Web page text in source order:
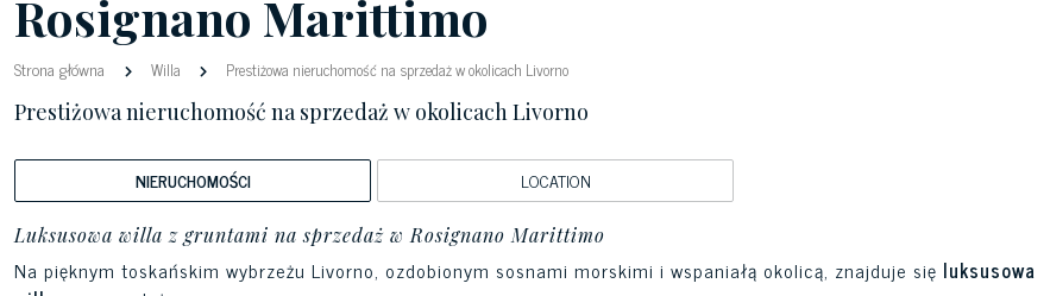
Rosignano Marittimo
Strona główna Willa Prestiżowa nieruchomość na sprzedaż w okolicach Livorno
Prestiżowa nieruchomość na sprzedaż w okolicach Livorno
NIERUCHOMOŚCI LOCATION
Luksusowa willa z gruntami na sprzedaż w Rosignano Marittimo
Na pięknym toskańskim wybrzeżu Livorno, ozdobionym sosnami morskimi i wspaniałą okolicą, znajduje się luksusowa